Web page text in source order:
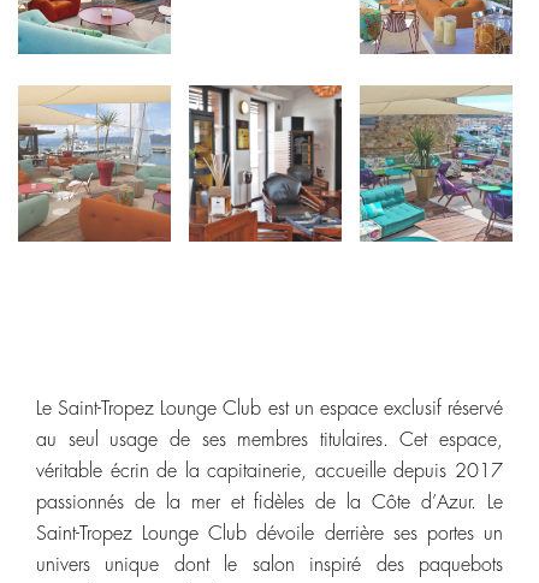
Le Saint-Tropez Lounge Club est un espace exclusif réservé
au seul usage de ses membres titulaires. Cet espace,
véritable écrin de la capitainerie, accueille depuis 2017
passionnés de la mer et fidèles de la Côte d’Azur. Le
Saint-Tropez Lounge Club dévoile derrière ses portes un
univers unique dont le salon inspiré des paquebots